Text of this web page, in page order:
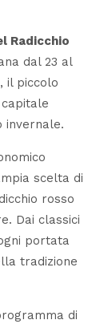
Radicchio
dal 23 al
il piccolo
invernale.
scelta di
rosso
Dai classici
portata
tradizione
di